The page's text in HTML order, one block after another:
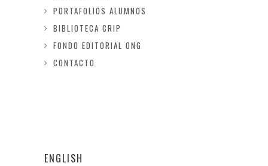
PORTAFOLIOS ALUMNOS
BIBLIOTECA CRIP
FONDO EDITORIAL ONG
CONTACTO
ENGLISH